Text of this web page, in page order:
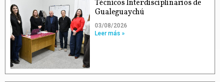
Técnicos Interdisciplinarios de
Gualeguaychú
03/08/2026
Leer más »